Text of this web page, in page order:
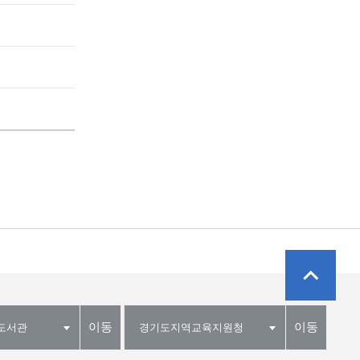
서관 이동 경기도지역교육지원청 이동